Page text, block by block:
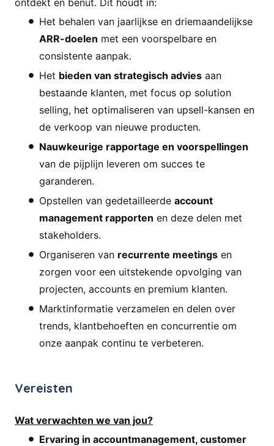
Het behalen van jaarlijkse en driemaandelijkse
ARR-doelen met een voorspelbare en
consistente aanpak.
Het bieden van strategisch advies aan
bestaande klanten, met focus op solution
selling, het optimaliseren van upsell-kansen en
de verkoop van nieuwe producten.
Nauwkeurige rapportage en voorspellingen
van de pijplijn leveren om succes te
garanderen.
Opstellen van gedetailleerde account
management rapporten en deze delen met
stakeholders.
Organiseren van recurrente meetings en
zorgen voor een uitstekende opvolging van
projecten, accounts en premium klanten.
Marktinformatie verzamelen en delen over
trends, klantbehoeften en concurrentie om
onze aanpak continu te verbeteren.
Vereisten
Wat verwachten we van jou?
Ervaring in accountmanagement, customer